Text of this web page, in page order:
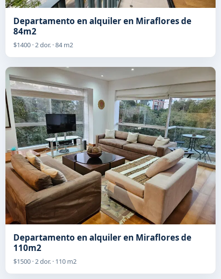
Departamento en alquiler en Miraflores de
84m2
$1400 · 2 dor. · 84 m2
Departamento en alquiler en Miraflores de
110m2
$1500 · 2 dor. · 110 m2